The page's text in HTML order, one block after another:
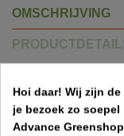
OMSCHRIJVING
Hoi daar! Wij zijn
je bezoek zo
Advance